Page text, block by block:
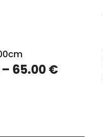
65.00€